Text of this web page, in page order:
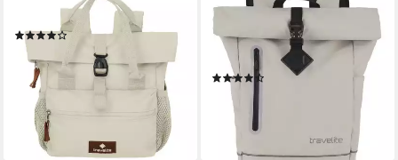
Cityrucksack Basics, Polyester
(17)
26,95 € 29,95 €
-10%
lieferbar - in 2-3 Werktagen bei dir
Freizeitrucksack BASICS Roll-
Up Rucksack aus Plane, mit
variablem Roll-Up-Verschluss
29,95 €
lieferbar - in 1-2 Werktagen bei dir